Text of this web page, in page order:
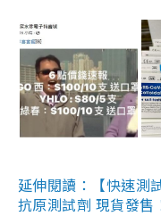
延伸閱讀：【快速測
抗原測試劑 現貨發